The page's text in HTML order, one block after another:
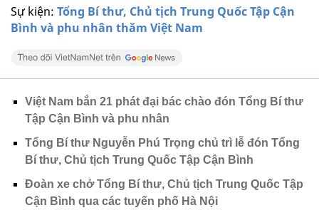
Sự kiện: Tổng Bí thư, Chủ tịch Trung Quốc Tập Cận
Bình và phu nhân thăm Việt Nam
Việt Nam bắn 21 phát đại bác chào đón Tổng Bí thư
Tập Cận Bình và phu nhân
Tổng Bí thư Nguyễn Phú Trọng chủ trì lễ đón Tổng
Bí thư, Chủ tịch Trung Quốc Tập Cận Bình
Đoàn xe chở Tổng Bí thư, Chủ tịch Trung Quốc Tập
Cận Bình qua các tuyến phố Hà Nội